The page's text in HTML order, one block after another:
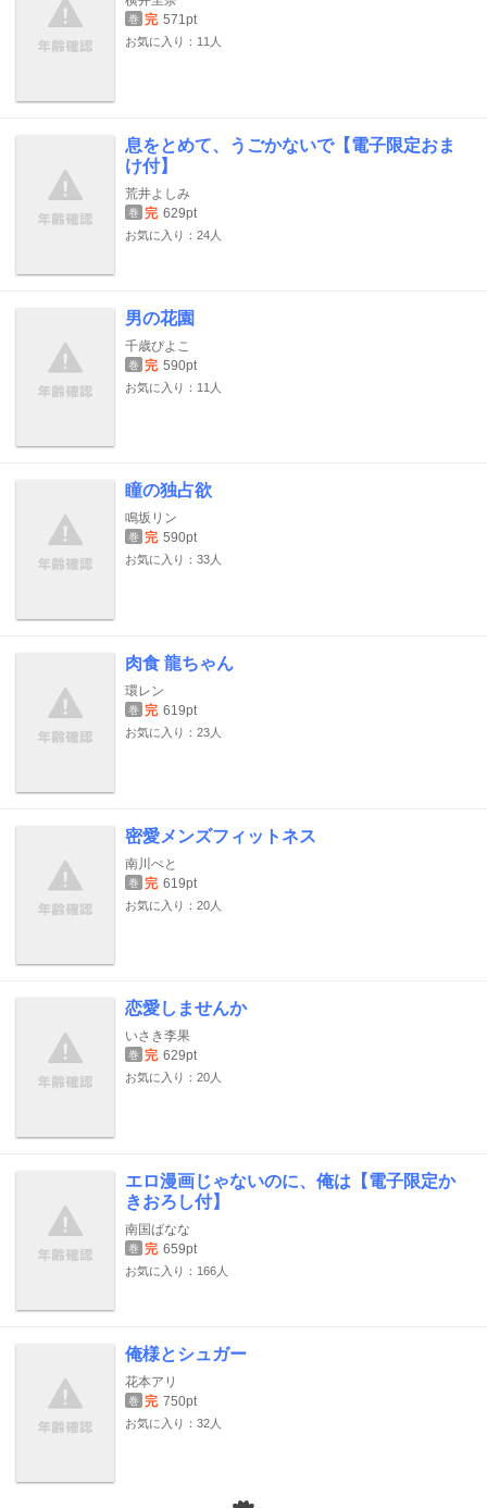
巻 完 571pt
お気に入り：11人
息をとめて、うごかないで【電子限定おま
け付】
荒井よしみ
巻 完 629pt
お気に入り：24人
男の花園
千歳ぴよこ
巻 完 590pt
お気に入り：11人
瞳の独占欲
鳴坂リン
巻 完 590pt
お気に入り：33人
肉食 龍ちゃん
環レン
巻 完 619pt
お気に入り：23人
密愛メンズフィットネス
南川ぺと
巻 完 619pt
お気に入り：20人
恋愛しませんか
いさき李果
巻 完 629pt
お気に入り：20人
エロ漫画じゃないのに、俺は【電子限定か
きおろし付】
南国ばなな
巻 完 659pt
お気に入り：166人
俺様とシュガー
花本アリ
巻 完 750pt
お気に入り：32人